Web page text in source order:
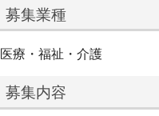
募集業種
医療・福祉・介護
募集内容